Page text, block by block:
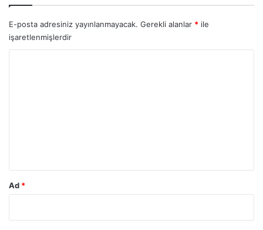
i
E-posta adresiniz yayınlanmayacak. Gerekli alanlar * ile
işaretlenmişlerdir
Ad *